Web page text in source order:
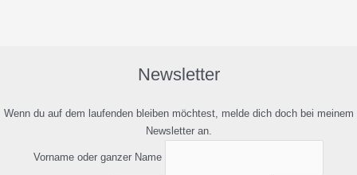
Newsletter
Wenn du auf dem laufenden bleiben möchtest, melde dich doch bei meinem
Newsletter an.
Vorname oder ganzer Name